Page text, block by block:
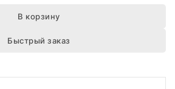
В корзину
Быстрый заказ